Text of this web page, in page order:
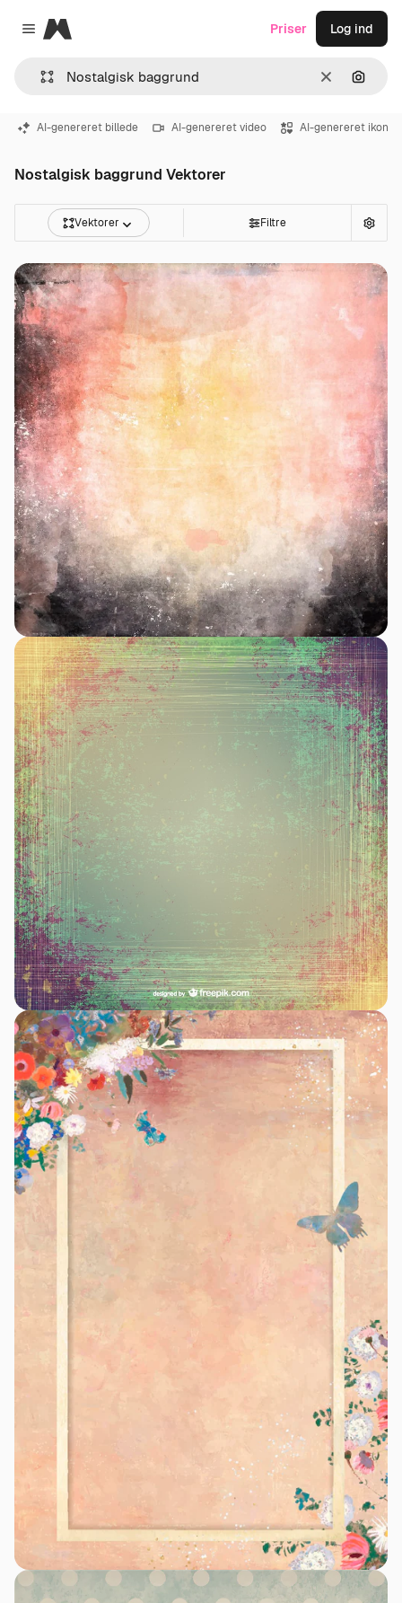
Close menu
Magnific
Klar Søg
Priser Log ind
AI-genereret billede AI-genereret video AI-genereret ikon
Nostalgisk baggrund Vektorer
Vektorer Filtre